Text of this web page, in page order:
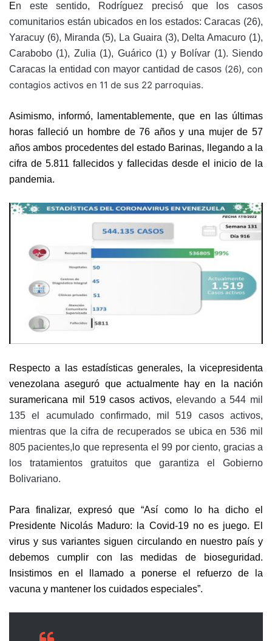
En este sentido, Rodríguez precisó que los casos
comunitarios están ubicados en los estados: Caracas (26),
Yaracuy (6), Miranda (5), La Guaira (3), Delta Amacuro (1),
Carabobo (1), Zulia (1), Guárico (1) y Bolívar (1). Siendo
Caracas la entidad con mayor cantidad de casos (26), con
contagios activos en 11 de sus 22 parroquias.
Asimismo, informó, lamentablemente, que en las últimas
horas falleció un hombre de 76 años y una mujer de 57
años ambos procedentes del estado Barinas, llegando a la
cifra de 5.811 fallecidos y fallecidas desde el inicio de la
pandemia.
Respecto a las estadísticas generales, la vicepresidenta
venezolana aseguró que actualmente hay en la nación
suramericana mil 519 casos activos, elevando a 544 mil
135 el acumulado confirmado, mil 519 casos activos,
mientras que la cifra de recuperados se ubica en 536 mil
805 pacientes,lo que representa el 99 por ciento, gracias a
los tratamientos gratuitos que garantiza el Gobierno
Bolivariano.
Para finalizar, expresó que “Así como lo ha dicho el
Presidente Nicolás Maduro: la Covid-19 no es juego. El
virus y sus variantes siguen circulando en nuestro país y
debemos cumplir con las medidas de bioseguridad.
Insistimos en el llamado a ponerse el refuerzo de la
vacuna y mantener los cuidados especiales”.